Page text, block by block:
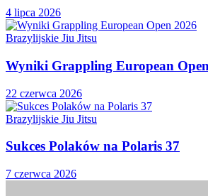
4 lipca 2026
Brazylijskie Jiu Jitsu
Wyniki Grappling European
22 czerwca 2026
Brazylijskie Jiu Jitsu
Sukces Polaków na Polaris 37
7 czerwca 2026